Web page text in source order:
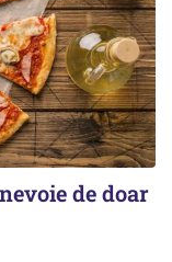
de doar